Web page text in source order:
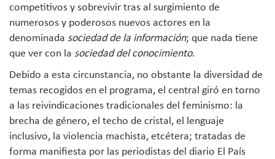
competitivos y sobrevivir tras al surgimiento de
numerosos y poderosos nuevos actores en la
denominada sociedad de la información; que nada tiene
que ver con la sociedad del conocimiento.
Debido a esta circunstancia, no obstante la diversidad de
temas recogidos en el programa, el central giró en torno
a las reivindicaciones tradicionales del feminismo: la
brecha de género, el techo de cristal, el lenguaje
inclusivo, la violencia machista, etcétera; tratadas de
forma manifiesta por las periodistas del diario El País